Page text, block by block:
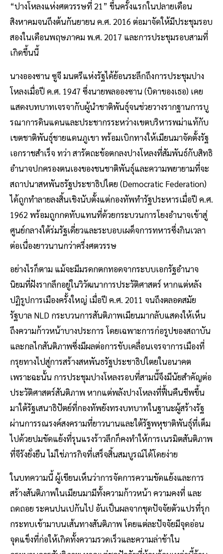
“ปางโหลงแห่งศตวรรษที่ 21” ขึ้นครั้งแรกในปลายเดือน
สิงหาคมจนถึงต้นกันยายน ค.ศ. 2016 ต่อมาจัดให้มีประชุมรอบ
สองในเดือนพฤษภาคม พ.ศ. 2017 และการประชุมรอบสามที่
เกิดขึ้นนี้
นางอองซาน ซูจี มนตรีแห่งรัฐได้ย้อนระลึกถึงการประชุมปาง
โหลงเมื่อปี ค.ศ. 1947 ซึ่งนายพลอองซาน (บิดาของเธอ) เคย
แสดงบทบาทเจรจากับผู้นำชาติพันธุ์จนช่วยวางรากฐานการบู
รณาการดินแดนและประชากรระหว่างเขตบริหารพม่าแท้กับ
เขตชาติพันธุ์ชายแดนภูเขา พร้อมเบิกทางให้เมียนมาจัดตั้งรัฐ
เอกราชสำเร็จ ทว่า สารัตถะข้อตกลงปางโหลงที่สัมพันธ์กับสิทธิ
อำนาจปกครองตนเองของชนชาติพันธุ์และความพยายามที่จะ
สถาปนาสหพันธรัฐประชาธิปไตย (Democratic Federation)
ได้ถูกทำลายลงสิ้นเชิงนับตั้งแต่กองทัพทำรัฐประหารเมื่อปี ค.ศ.
1962 พร้อมถูกกดทับแทนที่ด้วยกระบวนการโยงอำนาจเข้าสู่
ศูนย์กลางใต้ร่มรัฐเดี่ยวและระบอบเผด็จการทหารซึ่งกินเวลา
ต่อเนื่องยาวนานกว่าครึ่งศตวรรษ
อย่างไรก็ตาม แม้จะมีมรดกตกทอดจากระบบเอกรัฐอำนาจ
นิยมที่ฝังรากลึกอยู่ในวิวัฒนาการประวัติศาสตร์ หากแต่หลัง
ปฏิรูปการเมืองครั้งใหญ่ เมื่อปี ค.ศ. 2011 จนถึงตลอดสมัย
รัฐบาล NLD กระบวนการสันติภาพเมียนมากลับแสดงให้เห็น
ถึงความก้าวหน้าบางประการ โดยเฉพาะการก่อรูปของสถาบัน
และกลไกสันติภาพซึ่งมีผลต่อการขับเคลื่อนเจรจาการเมืองที่
กรุยทางไปสู่การสร้างสหพันธรัฐประชาธิปไตยในอนาคต
เพราะฉะนั้น การประชุมปางโหลงรอบที่สามนี้จึงมีนัยสำคัญต่อ
ประวัติศาสตร์สันติภาพ หากแต่พลังปางโหลงที่ฟื้นคืนชีพขึ้น
มาใต้รัฐเสนาธิปัตย์ที่กองทัพยังทรงบทบาทในฐานะผู้สร้างรัฐ
ผ่านการรณรงค์สงครามที่ยาวนานและใต้รัฐพหุชาติพันธุ์ที่เต็ม
ไปด้วยปมขัดแย้งที่รุนแรงร้าวลึกก็คงทำให้การเนรมิตสันติภาพ
ที่จีรังยั่งยืน ไม่ใช่ภารกิจที่เสร็จสิ้นสมบูรณ์ได้โดยง่าย
ในบทความนี้ ผู้เขียนเห็นว่าการจัดการความขัดแย้งและการ
สร้างสันติภาพในเมียนมามีทั้งความก้าวหน้า ความคงที่ และ
ถดถอย ระคนปนเปกันไป อันเป็นผลจากชุดปัจจัยตัวแปรที่รุก
กระทบเข้ามาบนเส้นทางสันติภาพ โดยแต่ละปัจจัยมีจุดอ่อน
จุดแข็งที่ก่อให้เกิดทั้งความรวดเร็วและความล่าช้าใน